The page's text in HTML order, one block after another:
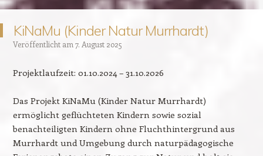
KiNaMu (Kinder Natur Murrhardt)
Veröffentlicht am 7. August 2025
Projektlaufzeit: 01.10.2024 – 31.10.2026
Das Projekt KiNaMu (Kinder Natur Murrhardt)
ermöglicht geflüchteten Kindern sowie sozial
benachteiligten Kindern ohne Fluchthintergrund aus
Murrhardt und Umgebung durch naturpädagogische